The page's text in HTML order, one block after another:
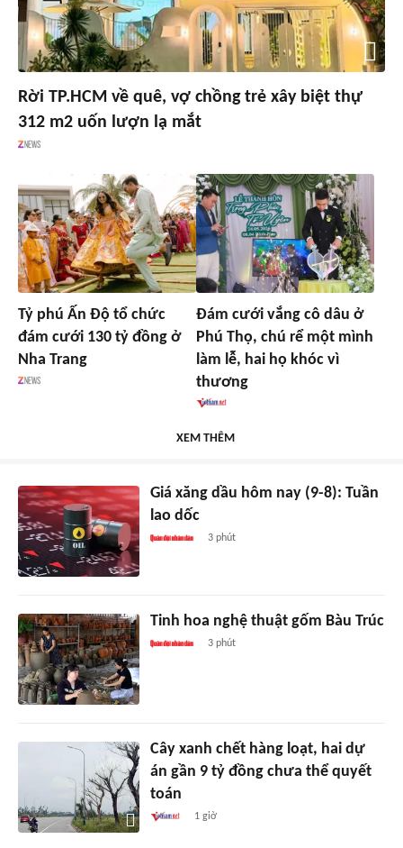
Rời TP.HCM về quê, vợ chồng trẻ xây biệt thự
312 m2 uốn lượn lạ mắt
Tỷ phú Ấn Độ tổ chức
đám cưới 130 tỷ đồng ở
Nha Trang
Đám cưới vắng cô dâu ở
Phú Thọ, chú rể một mình
làm lễ, hai họ khóc vì
thương
XEM THÊM
Giá xăng dầu hôm nay (9-8): Tuần
lao dốc
3 phút
Tinh hoa nghệ thuật gốm Bàu Trúc
3 phút
Cây xanh chết hàng loạt, hai dự
án gần 9 tỷ đồng chưa thể quyết
toán
1 giờ